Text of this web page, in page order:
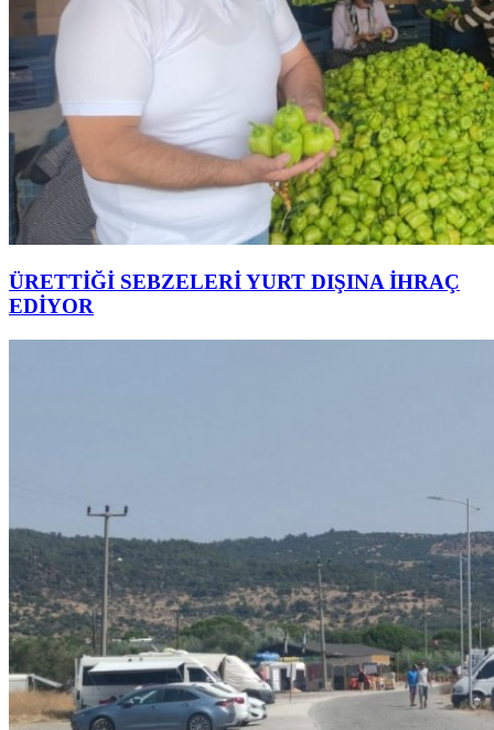
ÜRETTİĞİ SEBZELERİ YURT DIŞINA İHRAÇ
EDİYOR